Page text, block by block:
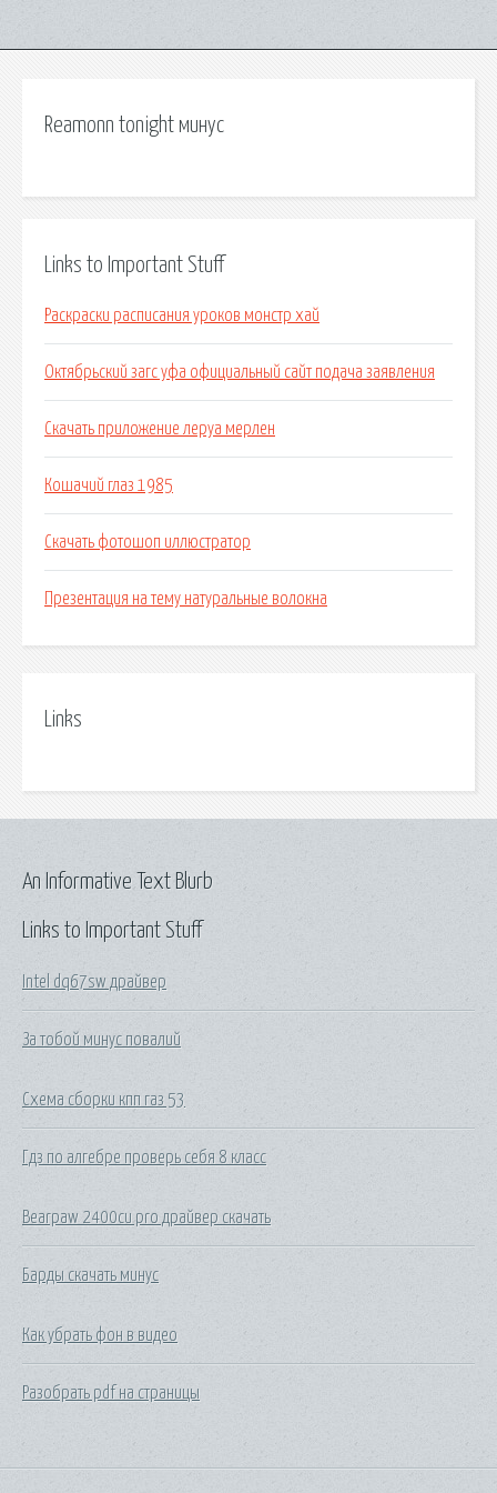
Reamonn tonight минус
Links to Important Stuff
Раскраски расписания уроков монстр хай
Октябрьский загс уфа официальный сайт подача заявления
Скачать приложение леруа мерлен
Кошачий глаз 1985
Скачать фотошоп иллюстратор
Презентация на тему натуральные волокна
Links
Links to Important Stuff
Intel dq67sw драйвер
За тобой минус повалий
Схема сборки кпп газ 53
Гдз по алгебре проверь себя 8 класс
Bearpaw 2400cu pro драйвер скачать
Барды скачать минус
Как убрать фон в видео
Разобрать pdf на страницы
An Informative Text Blurb